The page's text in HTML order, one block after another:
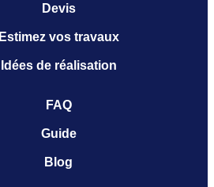
Devis
Estimez vos travaux
Idées de réalisation
FAQ
Guide
Blog